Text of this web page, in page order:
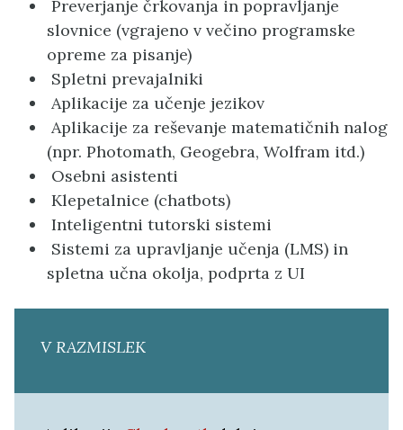
Preverjanje črkovanja in popravljanje
slovnice (vgrajeno v večino programske
opreme za pisanje)
Spletni prevajalniki
Aplikacije za učenje jezikov
Aplikacije za reševanje matematičnih nalog
(npr. Photomath, Geogebra, Wolfram itd.)
Osebni asistenti
Klepetalnice (chatbots)
Inteligentni tutorski sistemi
Sistemi za upravljanje učenja (LMS) in
spletna učna okolja, podprta z UI
V RAZMISLEK